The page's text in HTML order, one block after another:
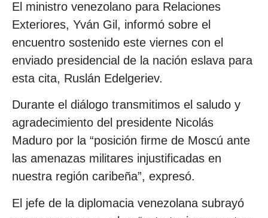
El ministro venezolano para Relaciones
Exteriores, Yván Gil, informó sobre el
encuentro sostenido este viernes con el
enviado presidencial de la nación eslava para
esta cita, Ruslán Edelgeriev.
Durante el diálogo transmitimos el saludo y
agradecimiento del presidente Nicolás
Maduro por la “posición firme de Moscú ante
las amenazas militares injustificadas en
nuestra región caribeña”, expresó.
El jefe de la diplomacia venezolana subrayó